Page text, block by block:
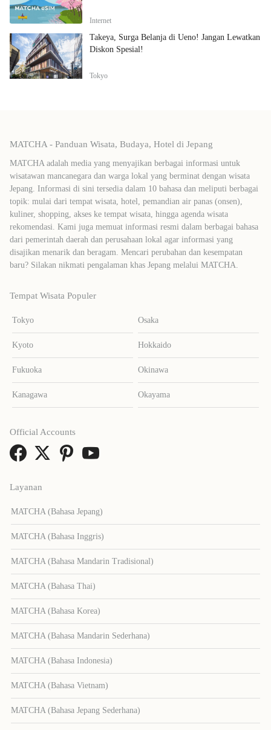
Internet
Takeya, Surga Belanja di Ueno! Jangan Lewatkan
Diskon Spesial!
Tokyo
MATCHA - Panduan Wisata, Budaya, Hotel di Jepang
MATCHA adalah media yang menyajikan berbagai informasi untuk
wisatawan mancanegara dan warga lokal yang berminat dengan wisata
Jepang. Informasi di sini tersedia dalam 10 bahasa dan meliputi berbagai
topik: mulai dari tempat wisata, hotel, pemandian air panas (onsen),
kuliner, shopping, akses ke tempat wisata, hingga agenda wisata
rekomendasi. Kami juga memuat informasi resmi dalam berbagai bahasa
dari pemerintah daerah dan perusahaan lokal agar informasi yang
disajikan menarik dan beragam. Mencari perubahan dan kesempatan
baru? Silakan nikmati pengalaman khas Jepang melalui MATCHA.
Tempat Wisata Populer
Tokyo Osaka
Kyoto Hokkaido
Fukuoka Okinawa
Kanagawa Okayama
Layanan
MATCHA (Bahasa Jepang)
MATCHA (Bahasa Inggris)
MATCHA (Bahasa Mandarin Tradisional)
MATCHA (Bahasa Thai)
MATCHA (Bahasa Korea)
MATCHA (Bahasa Mandarin Sederhana)
MATCHA (Bahasa Indonesia)
MATCHA (Bahasa Vietnam)
MATCHA (Bahasa Jepang Sederhana)
Official Accounts